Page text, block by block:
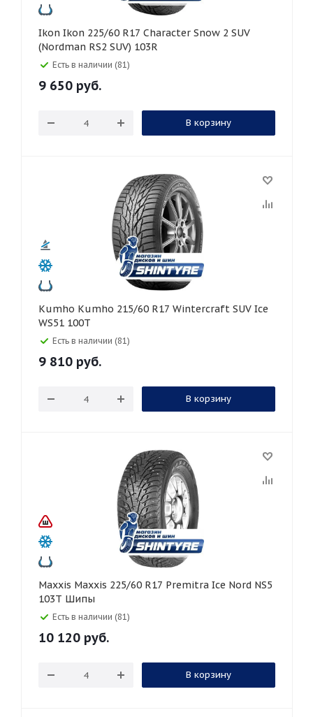
Ikon Ikon 225/60 R17 Character Snow 2 SUV
(Nordman RS2 SUV) 103R
Есть в наличии (81)
9 650 руб.
В корзину
Kumho Kumho 215/60 R17 Wintercraft SUV Ice
WS51 100T
Есть в наличии (81)
9 810 руб.
В корзину
Maxxis Maxxis 225/60 R17 Premitra Ice Nord NS5
103T Шипы
Есть в наличии (81)
10 120 руб.
В корзину